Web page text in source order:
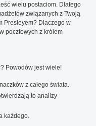
wielu postaciom. Dlatego
związanych z Twoją
Presleyem? Dlaczego w
pocztowych z królem
Powodów jest wiele!
z całego świata.
to analizy
każdego.